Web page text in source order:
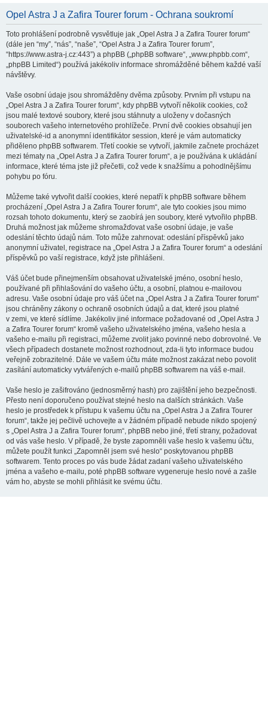
Opel Astra J a Zafira Tourer forum - Ochrana soukromí
Toto prohlášení podrobně vysvětluje jak „Opel Astra J a Zafira Tourer forum“
(dále jen “my”, “nás”, “naše”, “Opel Astra J a Zafira Tourer forum”,
“https://www.astra-j.cz:443”) a phpBB („phpBB software“, „www.phpbb.com“,
„phpBB Limited“) používá jakékoliv informace shromážděné během každé vaší
návštěvy.
Vaše osobní údaje jsou shromážděny dvěma způsoby. Prvním při vstupu na
„Opel Astra J a Zafira Tourer forum“, kdy phpBB vytvoří několik cookies, což
jsou malé textové soubory, které jsou stáhnuty a uloženy v dočasných
souborech vašeho internetového prohlížeče. První dvě cookies obsahují jen
uživatelské-id a anonymní identifikátor session, které je vám automaticky
přiděleno phpBB softwarem. Třetí cookie se vytvoří, jakmile začnete procházet
mezi tématy na „Opel Astra J a Zafira Tourer forum“, a je používána k ukládání
informace, které téma jste již přečetli, což vede k snažšímu a pohodlnějšímu
pohybu po fóru.
Můžeme také vytvořit další cookies, které nepatří k phpBB software během
procházení „Opel Astra J a Zafira Tourer forum“, ale tyto cookies jsou mimo
rozsah tohoto dokumentu, který se zaobírá jen soubory, které vytvořilo phpBB.
Druhá možnost jak můžeme shromažďovat vaše osobní údaje, je vaše
odeslání těchto údajů nám. Toto může zahrnovat: odeslání příspěvků jako
anonymní uživatel, registrace na „Opel Astra J a Zafira Tourer forum“ a odeslání
příspěvků po vaší registrace, když jste přihlášeni.
Váš účet bude přinejmenším obsahovat uživatelské jméno, osobní heslo,
používané při přihlašování do vašeho účtu, a osobní, platnou e-mailovou
adresu. Vaše osobní údaje pro váš účet na „Opel Astra J a Zafira Tourer forum“
jsou chráněny zákony o ochraně osobních údajů a dat, které jsou platné
v zemi, ve které sídlíme. Jakékoliv jiné informace požadované od „Opel Astra J
a Zafira Tourer forum“ kromě vašeho uživatelského jména, vašeho hesla a
vašeho e-mailu při registraci, můžeme zvolit jako povinné nebo dobrovolné. Ve
všech případech dostanete možnost rozhodnout, zda-li tyto informace budou
veřejně zobrazitelné. Dále ve vašem účtu máte možnost zakázat nebo povolit
zasílání automaticky vytvářených e-mailů phpBB softwarem na váš e-mail.
Vaše heslo je zašifrováno (jednosměrný hash) pro zajištění jeho bezpečnosti.
Přesto není doporučeno používat stejné heslo na dalších stránkách. Vaše
heslo je prostředek k přístupu k vašemu účtu na „Opel Astra J a Zafira Tourer
forum“, takže jej pečlivě uchovejte a v žádném případě nebude nikdo spojený
s „Opel Astra J a Zafira Tourer forum“, phpBB nebo jiné, třetí strany, požadovat
od vás vaše heslo. V případě, že byste zapomněli vaše heslo k vašemu účtu,
můžete použít funkci „Zapomněl jsem své heslo“ poskytovanou phpBB
softwarem. Tento proces po vás bude žádat zadaní vašeho uživatelského
jména a vašeho e-mailu, poté phpBB software vygeneruje heslo nové a zašle
vám ho, abyste se mohli přihlásit ke svému účtu.